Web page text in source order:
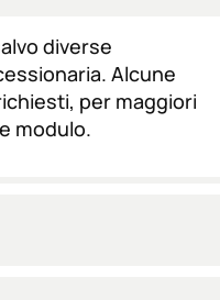
diverse
Alcune
per maggiori
modulo.